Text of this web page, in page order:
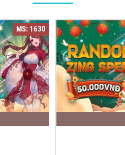
MS: 1630